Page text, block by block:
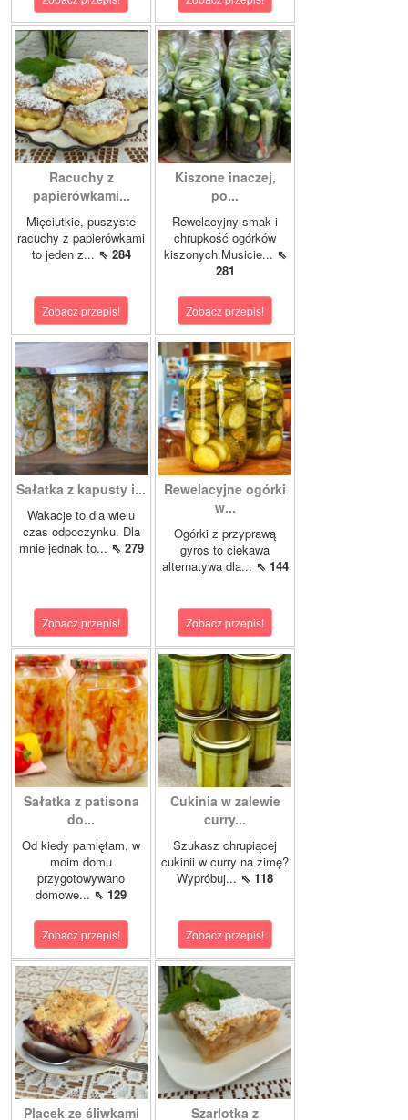
Racuchy z
papierówkami...
Mięciutkie, puszyste
racuchy z papierówkami
to jeden z... ⇖ 284
Zobacz przepis!
Kiszone inaczej,
po...
Rewelacyjny smak i
chrupkość ogórków
kiszonych.Musicie... ⇖
281
Zobacz przepis!
Sałatka z kapusty i...
Wakacje to dla wielu
czas odpoczynku. Dla
mnie jednak to... ⇖ 279
Zobacz przepis!
Rewelacyjne ogórki
w...
Ogórki z przyprawą
gyros to ciekawa
alternatywa dla... ⇖ 144
Zobacz przepis!
Sałatka z patisona
do...
Od kiedy pamiętam, w
moim domu
przygotowywano
domowe... ⇖ 129
Zobacz przepis!
Cukinia w zalewie
curry...
Szukasz chrupiącej
cukinii w curry na zimę?
Wypróbuj... ⇖ 118
Zobacz przepis!
Placek ze śliwkami Szarlotka z